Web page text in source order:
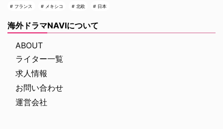
フランス メキシコ 北欧 日本
海外ドラマNAVIについて
ABOUT
ライター一覧
求人情報
お問い合わせ
運営会社